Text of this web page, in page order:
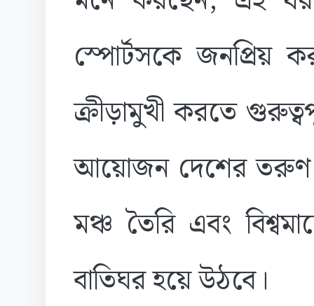
স্পোর্টসকে জনপ্রিয়
ক্রীড়ামুখী করতে
আয়োজন দেশের তরুণ
মঞ্চ তৈরি এবং
বাতিঘর হয়ে উঠবে।